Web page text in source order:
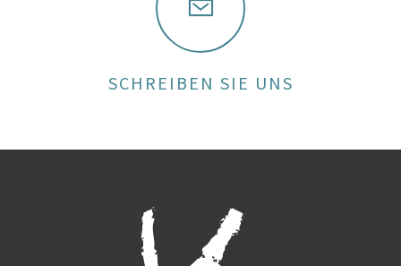
SCHREIBEN SIE UNS